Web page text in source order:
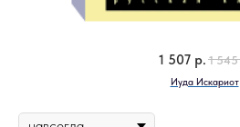
Иуда Искариот
1 507 р. 1 545